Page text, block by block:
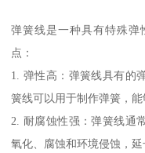
弹簧线是一种具有特殊
点：
1. 弹性高：弹簧线具有的
簧线可以用于制作弹簧，能
2. 耐腐蚀性强：弹簧线通
氧化、腐蚀和环境侵蚀，延